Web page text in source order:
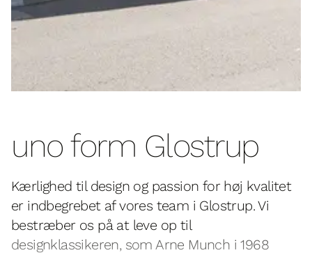
uno form Glostrup
Kærlighed til design og passion for høj kvalitet
er indbegrebet af vores team i Glostrup. Vi
bestræber os på at leve op til
designklassikeren, som Arne Munch i 1968